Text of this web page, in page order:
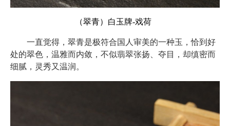
（翠青）白玉牌-戏荷
一直觉得，翠青是极符合国人审美的一种玉，恰到好
处的翠色，温雅而内敛，不似翡翠张扬、夺目，却缜密而
细腻，灵秀又温润。